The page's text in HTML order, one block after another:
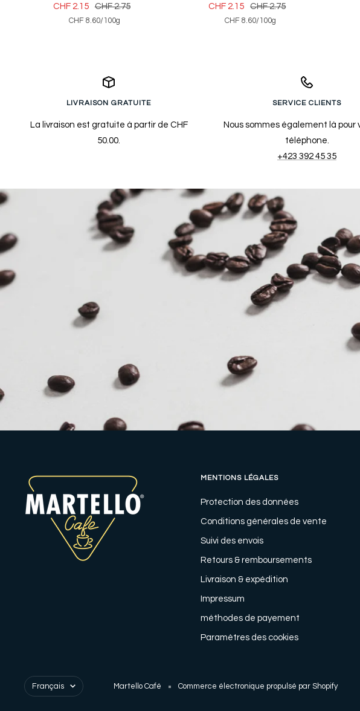
Prix
CHF 2.15
Prix
normal
CHF 2.75
CHF 8.60/100g
Prix
CHF 2.15
Prix
normal
CHF 2.75
CHF 8.60/100g
LIVRAISON GRATUITE
La livraison est gratuite à partir de CHF
50.00.
SERVICE CLIENTS
Nous sommes également là pour
téléphone.
+423 392 45 35
MENTIONS LÉGALES
Protection des données
Conditions générales de vente
Suivi des envois
Retours & remboursements
Livraison & expédition
Impressum
méthodes de payement
Paramètres des cookies
Langue
Français Martello Café Commerce électronique propulsé par Shopify